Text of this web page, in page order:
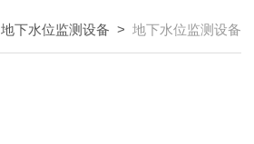
地下水位监测设备 > 地下水位监测设备